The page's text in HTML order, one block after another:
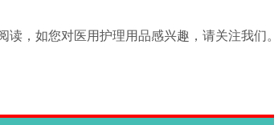
读，如您对医用护理用品感兴趣，请关注我们。